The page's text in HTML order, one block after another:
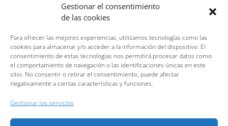
Gestionar el consentimiento
de las cookies
Para ofrecer las mejores experiencias, utilizamos tecnologías como las
cookies para almacenar y/o acceder a la información del dispositivo. El
consentimiento de estas tecnologías nos permitirá procesar datos como
el comportamiento de navegación o las identificaciones únicas en este
sitio. No consentir o retirar el consentimiento, puede afectar
negativamente a ciertas características y funciones.
Gestionar los servicios
Entrenamiento
funcional para
2026
Política de privacidad